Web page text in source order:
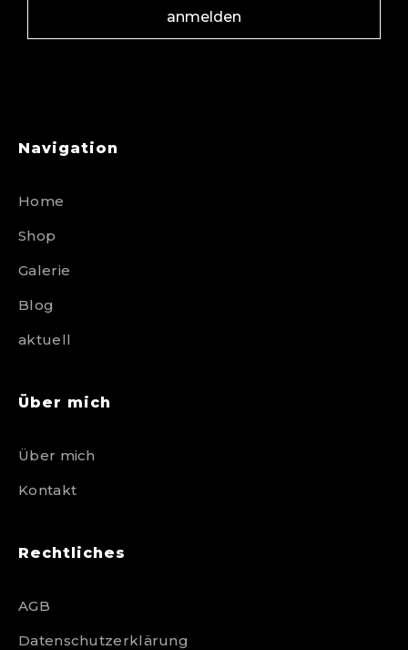
anmelden
Navigation
Home
Shop
Galerie
Blog
aktuell
Über mich
Über mich
Kontakt
Rechtliches
AGB
Datenschutzerklärung